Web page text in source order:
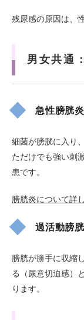
残尿感の原因は、
男女共通
急性膀胱炎
細菌が膀胱に入り
ただけでも強い刺
患です。
膀胱炎について詳
過活動膀胱
膀胱が勝手に収縮
る（尿意切迫感）
ります。